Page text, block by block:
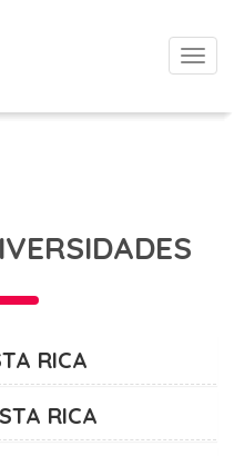
RICA
RICA